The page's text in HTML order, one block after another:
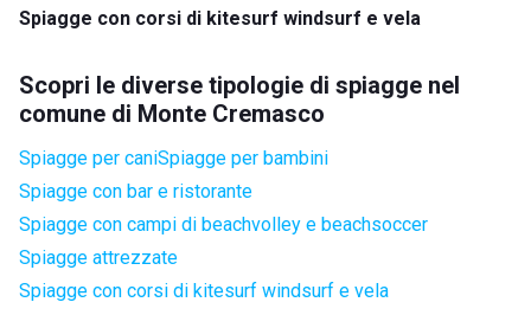
Spiagge con corsi di kitesurf windsurf e vela
Scopri le diverse tipologie di spiagge nel
comune di Monte Cremasco
Spiagge per caniSpiagge per bambini
Spiagge con bar e ristorante
Spiagge con campi di beachvolley e beachsoccer
Spiagge attrezzate
Spiagge con corsi di kitesurf windsurf e vela